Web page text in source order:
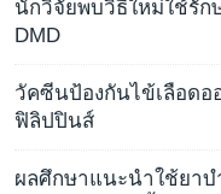
นักวิจัยพบวิธีใหม่ใช้รัก
DMD
วัคซีนป้องกันไข้เลือดอ
ฟิลิปปินส์
ผลศึกษาแนะนำใช้ยา